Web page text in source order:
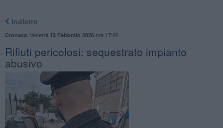
Indietro
Cronaca Venerdì 13 Febbraio 2026ore 17:00
Rifiuti pericolosi: sequestrato impianto
abusivo